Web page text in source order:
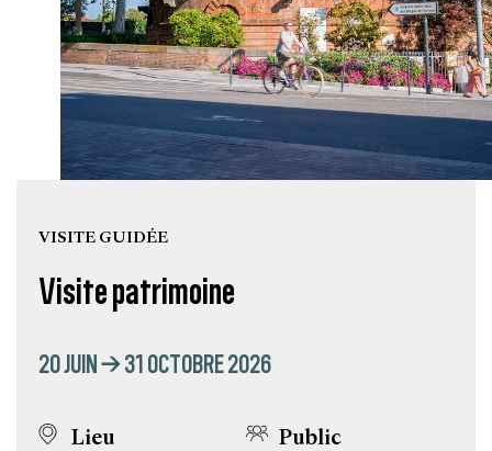
Visite patrimoine
VISITE GUIDÉE
20 JUIN → 31 OCTOBRE 2026
Lieu Public